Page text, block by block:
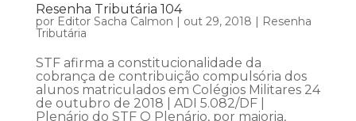
Resenha Tributária 104
por Editor Sacha Calmon | out 29, 2018 | Resenha
Tributária
STF afirma a constitucionalidade da
cobrança de contribuição compulsória dos
alunos matriculados em Colégios Militares 24
de outubro de 2018 | ADI 5.082/DF |
Plenário do STF O Plenário, por maioria,